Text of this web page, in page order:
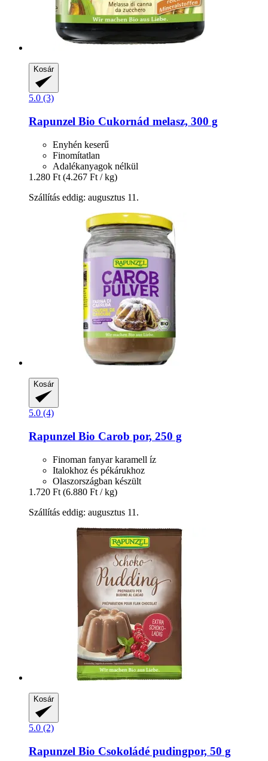
Kosár
5.0 (3)
Rapunzel Bio Cukornád melasz, 300 g
Enyhén keserű
Finomítatlan
Adalékanyagok nélkül
1.280 Ft (4.267 Ft / kg)
Szállítás eddig: augusztus 11.
Kosár
5.0 (4)
Rapunzel Bio Carob por, 250 g
Finoman fanyar karamell íz
Italokhoz és pékárukhoz
Olaszországban készült
1.720 Ft (6.880 Ft / kg)
Szállítás eddig: augusztus 11.
Kosár
5.0 (2)
Rapunzel Bio Csokoládé pudingpor, 50 g